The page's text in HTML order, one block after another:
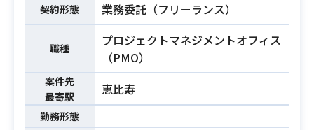
業務内容
・PaaSアプリケーション上に構築し
たWebサービスの試験・保守運用
・サービスの安定性やスケーラビリ
ティ等を向上させるための運用ツー
ルの開発・改善
・運用フェーズのアプリケーション
契約形態 業務委託（フリーランス）
職種
プロジェクトマネジメントオフィス
（PMO）
案件先
最寄駅
恵比寿
勤務形態